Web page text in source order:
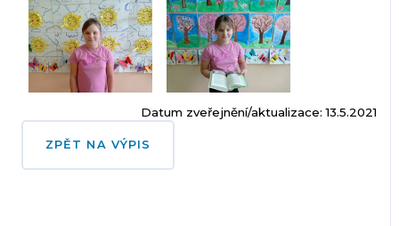
Datum zveřejnění/aktualizace: 13.5.2021
ZPĚT NA VÝPIS